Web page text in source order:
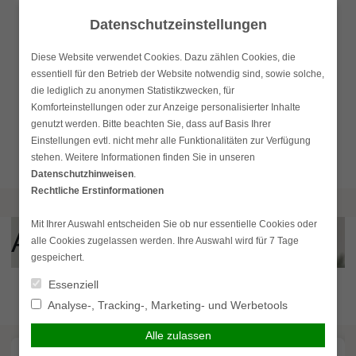
content
Suchen
nach:
simplr-Login
Hauptmenü
Aktuelles
Datenschutzeinstellungen
Diese Website verwendet Cookies. Dazu zählen Cookies, die
essentiell für den Betrieb der Website notwendig sind, sowie solche,
die lediglich zu anonymen Statistikzwecken, für
Komforteinstellungen oder zur Anzeige personalisierter Inhalte
genutzt werden. Bitte beachten Sie, dass auf Basis Ihrer
Einstellungen evtl. nicht mehr alle Funktionalitäten zur Verfügung
stehen. Weitere Informationen finden Sie in unseren
Datenschutzhinweisen.
Rechtliche Erstinformationen
Mit Ihrer Auswahl entscheiden Sie ob nur essentielle Cookies oder
alle Cookies zugelassen werden. Ihre Auswahl wird für 7 Tage
gespeichert.
Essenziell
Analyse-, Tracking-, Marketing- und Werbetools
Alle zulassen